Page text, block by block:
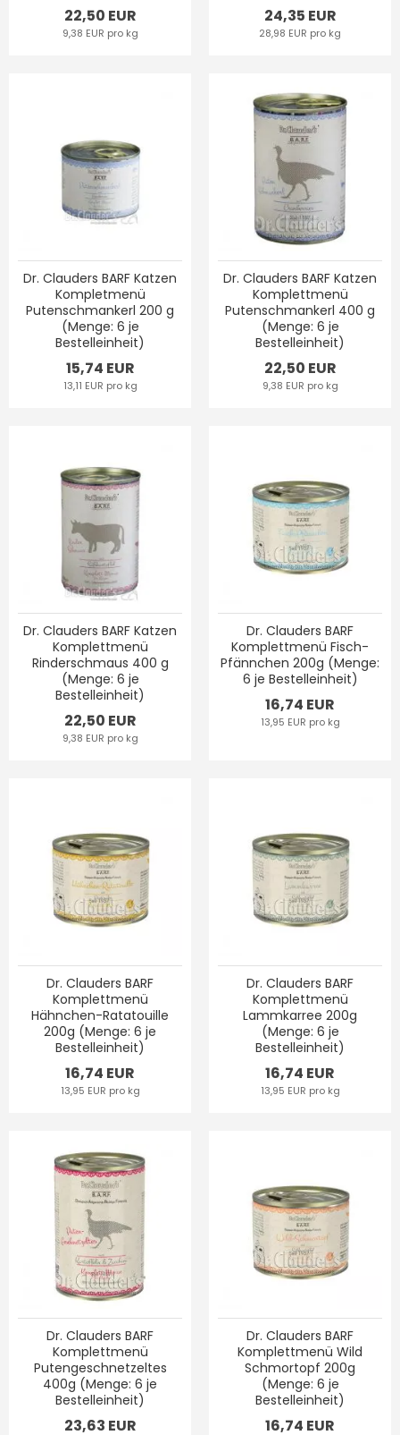
22,50 EUR
9,38 EUR pro kg
24,35 EUR
28,98 EUR pro kg
Dr. Clauders BARF Katzen
Kompletmenü
Putenschmankerl 200 g
(Menge: 6 je
Bestelleinheit)
15,74 EUR
13,11 EUR pro kg
Dr. Clauders BARF Katzen
Komplettmenü
Putenschmankerl 400 g
(Menge: 6 je
Bestelleinheit)
22,50 EUR
9,38 EUR pro kg
Dr. Clauders BARF Katzen
Komplettmenü
Rinderschmaus 400 g
(Menge: 6 je
Bestelleinheit)
22,50 EUR
9,38 EUR pro kg
Dr. Clauders BARF
Komplettmenü Fisch-
Pfännchen 200g (Menge:
6 je Bestelleinheit)
16,74 EUR
13,95 EUR pro kg
Dr. Clauders BARF
Komplettmenü
Hähnchen-Ratatouille
200g (Menge: 6 je
Bestelleinheit)
16,74 EUR
13,95 EUR pro kg
Dr. Clauders BARF
Komplettmenü
Lammkarree 200g
(Menge: 6 je
Bestelleinheit)
16,74 EUR
13,95 EUR pro kg
Dr. Clauders BARF
Komplettmenü
Putengeschnetzeltes
400g (Menge: 6 je
Bestelleinheit)
23,63 EUR
Dr. Clauders BARF
Komplettmenü Wild
Schmortopf 200g
(Menge: 6 je
Bestelleinheit)
16,74 EUR